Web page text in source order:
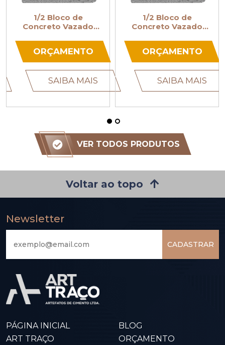
1/2 Bloco de
Concreto Vazado
ORÇAMENTO
SAIBA MAIS
1/2 Bloco de
Concreto Vazado
ORÇAMENTO
SAIBA MAIS
VER TODOS PRODUTOS
Voltar ao topo
Newsletter
CADASTRAR
PÁGINA INICIAL
ART TRAÇO
BLOG
ORÇAMENTO